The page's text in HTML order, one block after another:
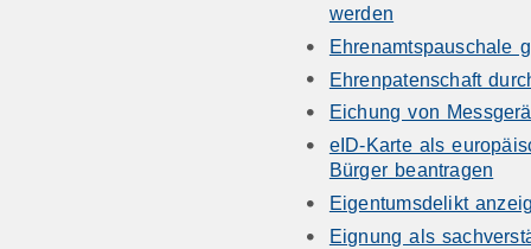
werden
Ehrenamtspauschale
Ehrenpatenschaft
Eichung von
eID-Karte als
Bürger beantragen
Eigentumsdelikt
Eignung als